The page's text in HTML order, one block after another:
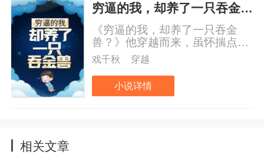
穷逼的我，却养了一只吞金兽？
《穷逼的我，却养了一只吞金
兽？》他穿越而来，虽怀揣点物
成金的异能，但心中所愿只想和
家人安稳度日；可高层不仁，陷
害父母，令他被迫背负仇恨直达
星际，驾乘神话机甲，一步步崛
戏千秋 穿越
小说详情
相关文章